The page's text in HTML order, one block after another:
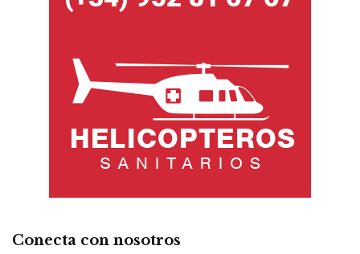
Conecta con nosotros